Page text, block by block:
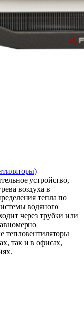
устройство,
воздуха в
тепла по
водяного
через трубки или
тепловентиляторы
так и в офисах,